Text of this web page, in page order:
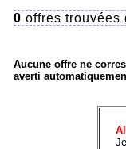
0 offres trouvées
Aucune offre ne
averti